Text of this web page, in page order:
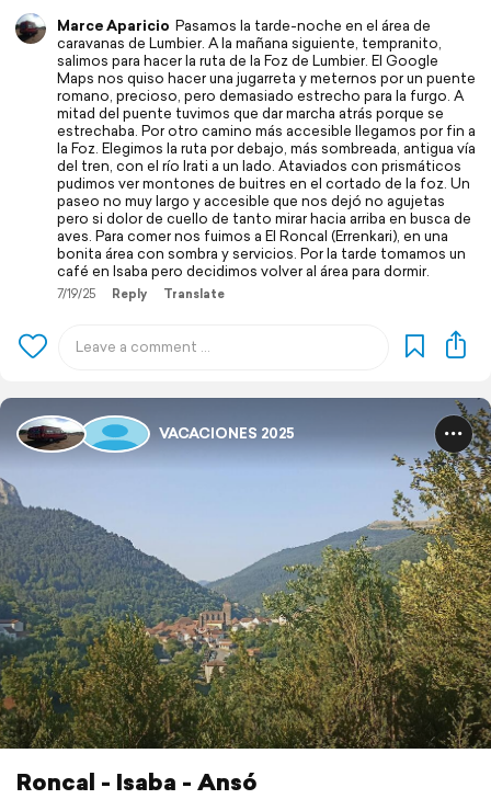
Marce Aparicio Pasamos la tarde-noche en el área de
caravanas de Lumbier. A la mañana siguiente, tempranito,
salimos para hacer la ruta de la Foz de Lumbier. El Google
Maps nos quiso hacer una jugarreta y meternos por un puente
romano, precioso, pero demasiado estrecho para la furgo. A
mitad del puente tuvimos que dar marcha atrás porque se
estrechaba. Por otro camino más accesible llegamos por fin a
la Foz. Elegimos la ruta por debajo, más sombreada, antigua vía
del tren, con el río Irati a un lado. Ataviados con prismáticos
pudimos ver montones de buitres en el cortado de la foz. Un
paseo no muy largo y accesible que nos dejó no agujetas
pero si dolor de cuello de tanto mirar hacia arriba en busca de
aves. Para comer nos fuimos a El Roncal (Errenkari), en una
bonita área con sombra y servicios. Por la tarde tomamos un
café en Isaba pero decidimos volver al área para dormir.
7/19/25 Reply Translate
VACACIONES 2025
Roncal - Isaba - Ansó